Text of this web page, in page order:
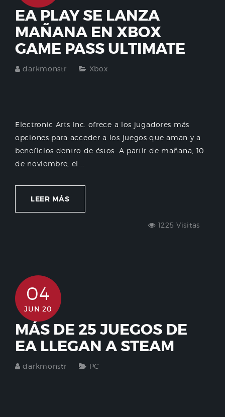
EA PLAY SE LANZA
MAÑANA EN XBOX
GAME PASS ULTIMATE
darkmonstr Xbox
Electronic Arts Inc. ofrece a los jugadores más
opciones para acceder a los juegos que aman y a
beneficios dentro de éstos. A partir de mañana, 10
de noviembre, el...
LEER MÁS
1225 Visitas
04
JUN 20
MÁS DE 25 JUEGOS DE
EA LLEGAN A STEAM
darkmonstr PC